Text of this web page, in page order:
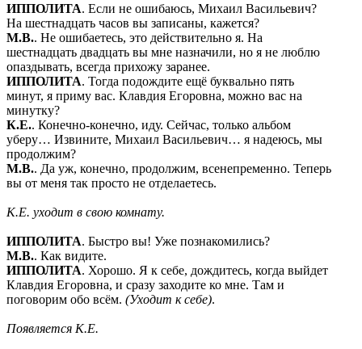
ИППОЛИТА. Если не ошибаюсь, Михаил Васильевич?
На шестнадцать часов вы записаны, кажется?
М.В.. Не ошибаетесь, это действительно я. На
шестнадцать двадцать вы мне назначили, но я не люблю
опаздывать, всегда прихожу заранее.
ИППОЛИТА. Тогда подождите ещё буквально пять
минут, я приму вас. Клавдия Егоровна, можно вас на
минутку?
К.Е.. Конечно-конечно, иду. Сейчас, только альбом
уберу… Извините, Михаил Васильевич… я надеюсь, мы
продолжим?
М.В.. Да уж, конечно, продолжим, всенепременно. Теперь
вы от меня так просто не отделаетесь.
К.Е. уходит в свою комнату.
ИППОЛИТА. Быстро вы! Уже познакомились?
М.В.. Как видите.
ИППОЛИТА. Хорошо. Я к себе, дождитесь, когда выйдет
Клавдия Егоровна, и сразу заходите ко мне. Там и
поговорим обо всём. (Уходит к себе).
Появляется К.Е.